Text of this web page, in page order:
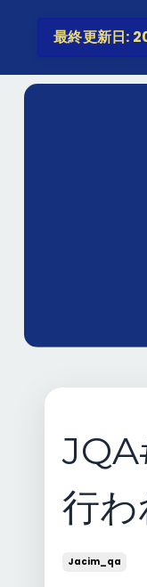
最終更新日:
行
Jacim_qa